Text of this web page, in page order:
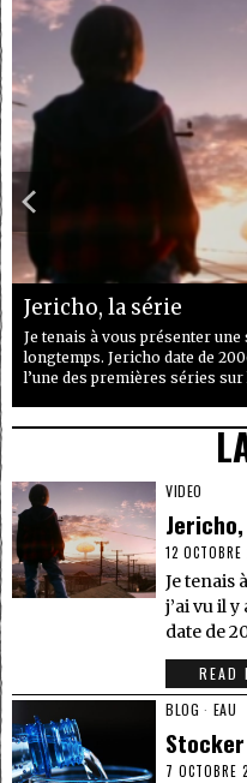
Jericho, la série
Je tenais à vous présenter une
longtemps. Jericho date de
l’une des premières séries sur
VIDEO
12
Je tenais
j’ai vu il
date de
READ
BLOG · EAU
Stocker
7 OCTOBRE